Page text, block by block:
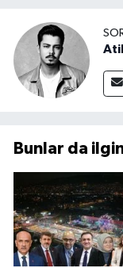
Bunlar da